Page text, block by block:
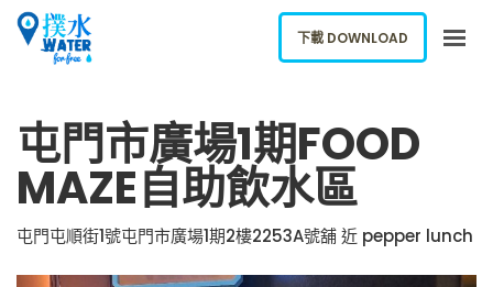
關於我們
下載應用
網誌
報告新飲水機
ENGLISH
屯門市廣場1期FOOD
MAZE自助飲水區
屯門屯順街1號屯門市廣場1期2樓2253A號舖 近 pepper lunch
下載 DOWNLOAD